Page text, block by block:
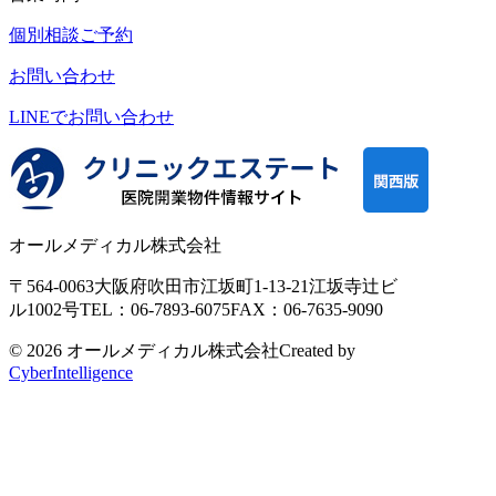
個別相談ご予約
お問い合わせ
LINEでお問い合わせ
オールメディカル株式会社
〒564-0063大阪府吹田市江坂町1-13-21江坂寺辻ビ
ル1002号TEL：06-7893-6075FAX：06-7635-9090
© 2026 オールメディカル株式会社Created by
CyberIntelligence